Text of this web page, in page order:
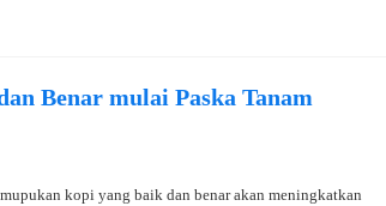
Benar mulai Paska Tanam
kopi yang baik dan benar akan meningkatkan